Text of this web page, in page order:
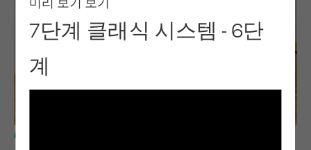
7단계 클래식 시스템 - 6단
계